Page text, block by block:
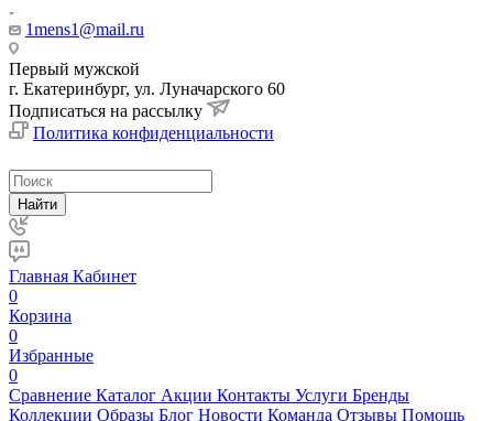
1mens1@mail.ru
Первый мужской
г. Екатеринбург, ул. Луначарского 60
Подписаться на рассылку
Политика конфиденциальности
Найти
Главная Кабинет
0
Корзина
0
Избранные
0
Сравнение Каталог Акции Контакты Услуги Бренды
Коллекции Образы Блог Новости Команда Отзывы Помощь